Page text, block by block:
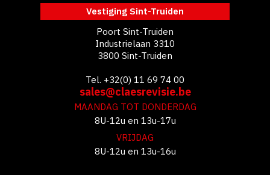
Vestiging Sint-Truiden
Poort Sint-Truiden
Industrielaan 3310
3800 Sint-Truiden
Tel. +32(0) 11 69 74 00
sales@claesrevisie.be
MAANDAG TOT DONDERDAG
8U-12u en 13u-17u
VRIJDAG
8U-12u en 13u-16u